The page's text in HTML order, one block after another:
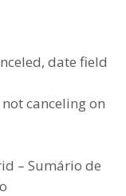
date field
canceling on
– Sumário de